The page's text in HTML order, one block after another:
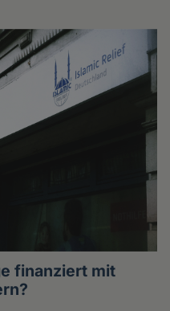
finanziert mit